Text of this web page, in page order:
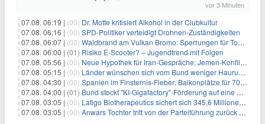
vor 3 Minuten
07.08. 06:19 | (00) Dr. Motte kritisiert Alkohol in der Clubkultur
07.08. 06:16 | (00) SPD-Politiker verteidigt Drohnen-Zuständigkeiten
07.08. 06:07 | (00) Waldbrand am Vulkan Bromo: Sperrungen für Touristen
07.08. 06:00 | (01) Risiko E-Scooter? – Jugendtrend mit Folgen
07.08. 05:56 | (00) Neue Hypothek für Iran-Gespräche: Jemen-Konflikt eskaliert
07.08. 05:15 | (00) Länder wünschen sich vom Bund weniger Hauruck-Gesetzgebung
07.08. 04:30 | (00) Spanien im Finsternis-Fieber: Balkonplätze für 700 Euro
07.08. 04:00 | (01) Bund stockt "KI-Gigafactory"-Förderung auf eine Milliarde Euro auf
07.08. 03:05 | (00) Latigo Biotherapeutics sichert sich 345,6 Millionen Dollar in einer erhöhten IPO und ebnet den Weg für nicht-opioide Schmerztherapie
07.08. 03:05 | (00) Anwars Tochter tritt von der Parteiführung zurück und hebt politische Turbulenzen hervor